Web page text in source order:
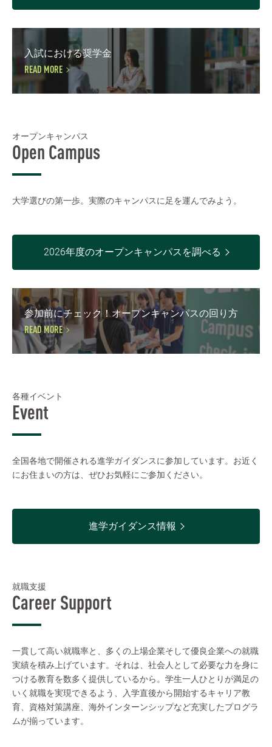
入試における奨学金
READ MORE
オープンキャンパス
Open Campus
大学選びの第一歩。実際のキャンパスに足を運んでみよう。
2026年度のオープンキャンパスを調べる
参加前にチェック！オープンキャンパスの回り方
READ MORE
各種イベント
Event
全国各地で開催される進学ガイダンスに参加しています。お近く
にお住まいの方は、ぜひお気軽にご参加ください。
進学ガイダンス情報
就職支援
Career Support
一貫して高い就職率と、多くの上場企業そして優良企業への就職
実績を積み上げています。それは、社会人として必要な力を身に
つける教育を数多く提供しているから。学生一人ひとりが満足の
いく就職を実現できるよう、入学直後から開始するキャリア教
育、資格対策講座、海外インターンシップなど充実したプログラ
ムが揃っています。